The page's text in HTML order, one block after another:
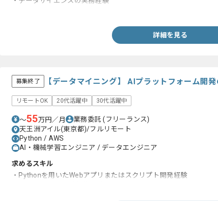
詳細を見る
募集終了 【データマイニング】 AIプラットフォーム開
リモートOK 20代活躍中 30代活躍中
〜55万円／月 業務委託(フリーランス)
天王洲アイル(東京都)/フルリモート
Python / AWS
AI・機械学習エンジニア / データエンジニア
求めるスキル
・Pythonを用いたWebアプリまたはスクリプト開発経験